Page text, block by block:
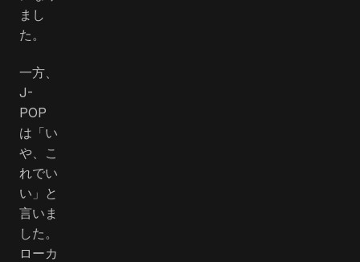
まし
た。
一方、
J-
POP
は「い
や、こ
れでい
い」と
言いま
した。
ローカ